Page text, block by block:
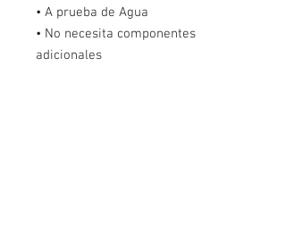
• A prueba de Agua
• No necesita componentes
adicionales